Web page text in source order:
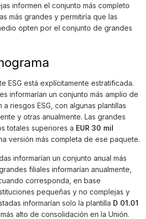
informen el conjunto más completo
más grandes y permitiría que las
opten por el conjunto de grandes
ESG está explícitamente estratificada.
informarían un conjunto más amplio de
riesgos ESG, con algunas plantillas
y otras anualmente. Las grandes
totales superiores a EUR 30 mil
versión más completa de ese paquete.
informarían un conjunto anual más
filiales informarían anualmente,
corresponda, en base
pequeñas y no complejas y
informarían solo la plantilla D 01.01
alto de consolidación en la Unión.